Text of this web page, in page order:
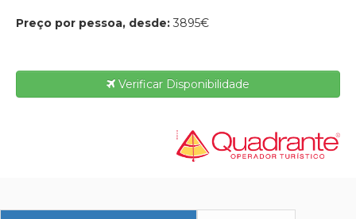
Preço por pessoa, desde: 3895€
Verificar Disponibilidade